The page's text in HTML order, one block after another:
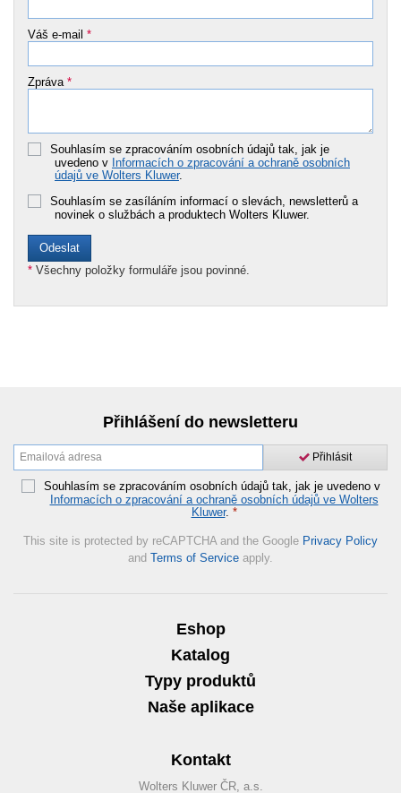
Váš e-mail *
Zpráva *
Souhlasím se zpracováním osobních údajů tak, jak je
uvedeno v Informacích o zpracování a ochraně osobních
údajů ve Wolters Kluwer.
Souhlasím se zasíláním informací o slevách, newsletterů a
novinek o službách a produktech Wolters Kluwer.
* Všechny položky formuláře jsou povinné.
Přihlášení do newsletteru
Přihlásit
Souhlasím se zpracováním osobních údajů tak, jak je uvedeno v
Informacích o zpracování a ochraně osobních údajů ve Wolters
Kluwer. *
This site is protected by reCAPTCHA and the Google Privacy Policy
and Terms of Service apply.
Eshop
Katalog
Typy produktů
Naše aplikace
Kontakt
Wolters Kluwer ČR, a.s.